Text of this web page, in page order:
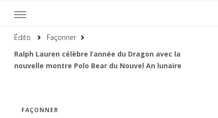
Édito
Façonner
Ralph Lauren célèbre l’année du Dragon avec la
nouvelle montre Polo Bear du Nouvel An lunaire
FAÇONNER